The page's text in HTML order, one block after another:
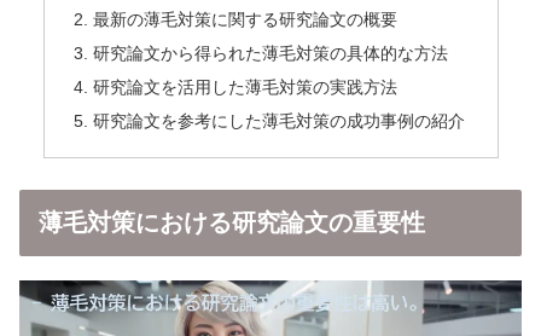
最新の薄毛対策に関する研究論文の概要
研究論文から得られた薄毛対策の具体的な方法
研究論文を活用した薄毛対策の実践方法
研究論文を参考にした薄毛対策の成功事例の紹介
薄毛対策における研究論文の重要性